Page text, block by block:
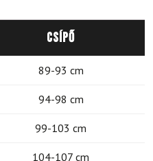
Csípő
89-93 cm
94-98 cm
99-103 cm
104-107 cm